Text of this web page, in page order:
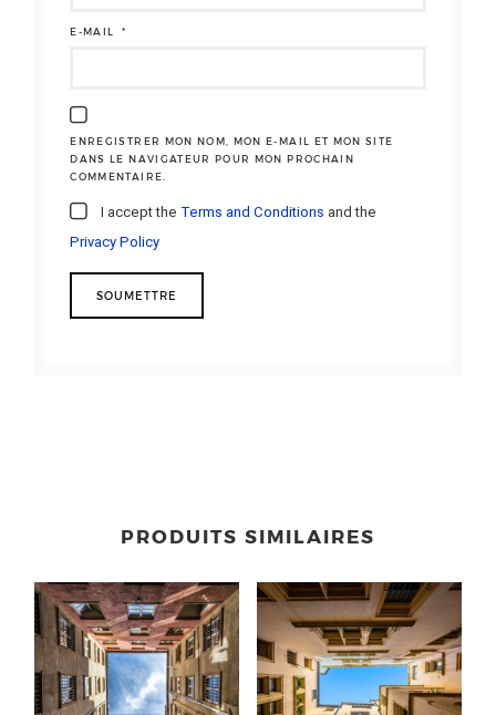
E-MAIL*
ENREGISTRER MON NOM, MON E-MAIL ET MON SITE
DANS LE NAVIGATEUR POUR MON PROCHAIN
COMMENTAIRE.
I accept the Terms and Conditions and the
Privacy Policy
PRODUITS SIMILAIRES